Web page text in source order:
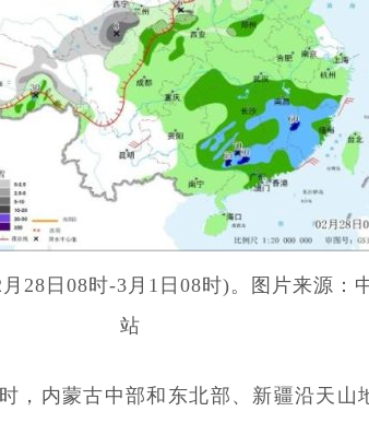
28日08时-3月1日08时)。图片来源：
站
，内蒙古中部和东北部、新疆沿天山